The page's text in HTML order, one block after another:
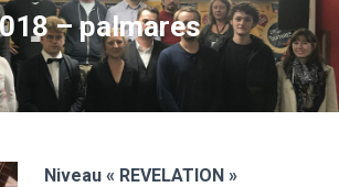
– palmares
Niveau « REVELATION »